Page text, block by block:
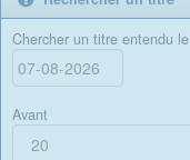
Chercher un titre entendu le
Avant